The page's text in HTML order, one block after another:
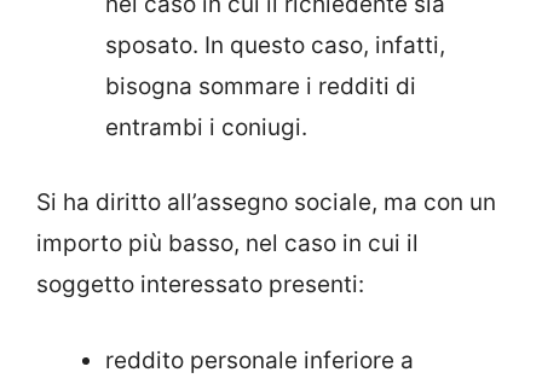
sposato. In questo caso, infatti,
bisogna sommare i redditi di
entrambi i coniugi.
Si ha diritto all’assegno sociale, ma con un
importo più basso, nel caso in cui il
soggetto interessato presenti:
reddito personale inferiore a